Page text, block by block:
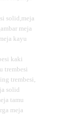
solid,meja
meja
kayu
kaki
trembesi
trembesi,
solid
tamu
meja